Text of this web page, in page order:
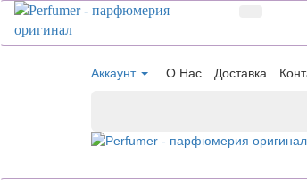
Аккаунт О Нас Доставка